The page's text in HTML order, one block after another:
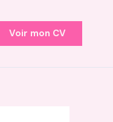
Voir mon CV